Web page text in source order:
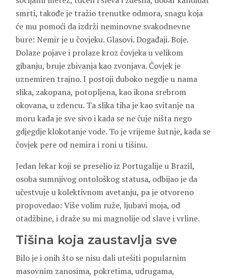
smrti, takođe je tražio trenutke odmora, snagu koja
će mu pomoći da izdrži neminovne svakodnevne
bure: Nemir je u čovjeku. Glasovi. Događaji. Boje.
Dolaze pojave i prolaze kroz čovjeka u velikom
gibanju, bruje zbivanja kao zvonjava. Čovjek je
uznemiren trajno. I postoji duboko negdje u nama
slika, zakopana, potopljena, kao ikona srebrom
okovana, u zdencu. Ta slika tiha je kao svitanje na
moru kada je sve sivo i kada se ne čuje ništa nego
gdjegdje klokotanje vode. To je vrijeme šutnje, kada se
čovjek pere od nemira i roni u tišinu.
Jedan lekar koji se preselio iz Portugalije u Brazil,
osoba sumnjivog ontološkog statusa, odbijao je da
učestvuje u kolektivnom avetanju, pa je otvoreno
propovedao: Više volim ruže, ljubavi moja, od
otadžbine, i draže su mi magnolije od slave i vrline.
Tišina koja zaustavlja sve
Bilo je i onih što se nisu dali utešiti popularnim
masovnim zanosima, pokretima, udrugama,